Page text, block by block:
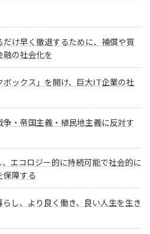
け早く撤退するために、補償や買
融の社会化を
ックス」を開け、巨大IT企業の社
・帝国主義・植民地主義に反対す
エコロジー的に持続可能で社会的に
保障する
し、より良く働き、良い人生を生き